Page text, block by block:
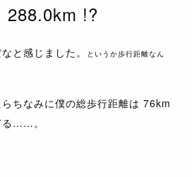
288.0km !?
と感じました。
というか歩行距離なん
ちなみに僕の総歩行距離は 76km
る……。